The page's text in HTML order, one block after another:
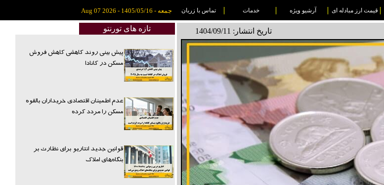
قیمت ارز مبادله ای آرشیو ویژه خدمات تماس با زربان جمعه - 1405/05/16 - Aug 07 2026
تاریخ انتشار: 1404/09/11 تازه های تورنتو
پیش بینی روند کاهشی کاهش فروش
مسکن در کانادا
عدم اطمینان اقتصادی خریداران بالقوه
مسکن را مردد کرده
قوانین جدید انتاریو برای نظارت بر
بنگاه‌های املاک